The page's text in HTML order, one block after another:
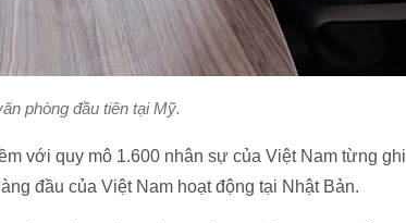
phòng đầu tiên tại Mỹ.
với quy mô 1.600 nhân sự của Việt Nam từng ghi
đầu của Việt Nam hoạt động tại Nhật Bản.